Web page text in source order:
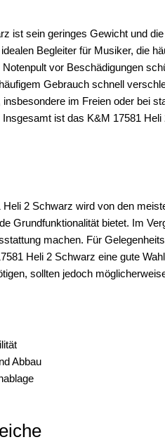
ist sein geringes Gewicht und
Begleiter für Musiker, die
vor Beschädigungen
Gebrauch schnell
im Freien oder bei
ist das K&M 17581
2 Schwarz wird von den
Grundfunktionalität bietet. Im
machen. Für
Heli 2 Schwarz eine gute
sollten jedoch
Abbau